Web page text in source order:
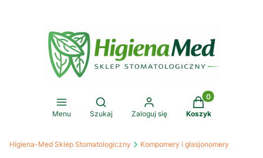
Menu
Otwórz wyszukiwarkę
Szukaj Zaloguj się
Produkty w
Koszyk
Higiena-Med Sklep Stomatologiczny Kompomery i glasjonomery